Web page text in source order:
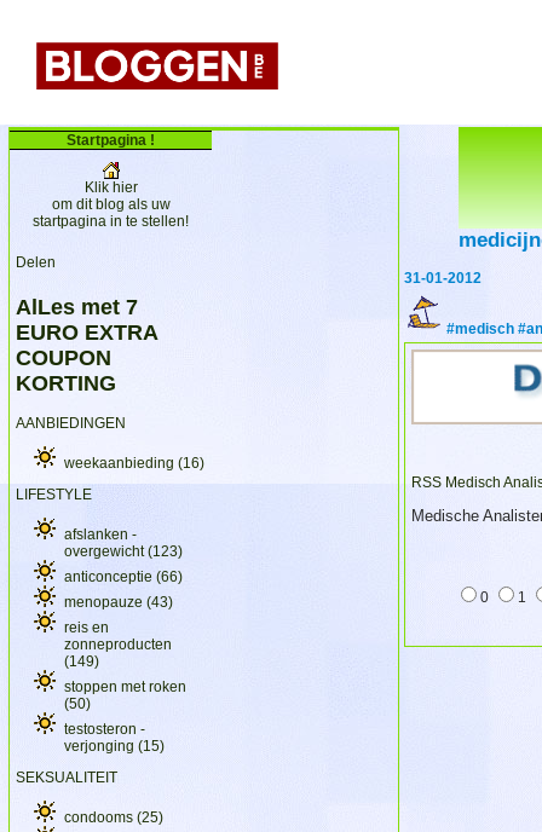
Startpagina !
Klik hier
om dit blog als uw
startpagina in te stellen!
Delen
AlLes met 7
EURO EXTRA
COUPON
KORTING
AANBIEDINGEN
weekaanbieding (16)
LIFESTYLE
afslanken -
overgewicht(123)
anticonceptie (66)
menopauze (43)
reis en
zonneproducten
(149)
stoppen met roken
(50)
testosteron -
verjonging (15)
SEKSUALITEIT
condooms (25)
31-01-2012
#medisch
RSS Medisch
Medische
0 1